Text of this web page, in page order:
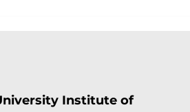
Institute of